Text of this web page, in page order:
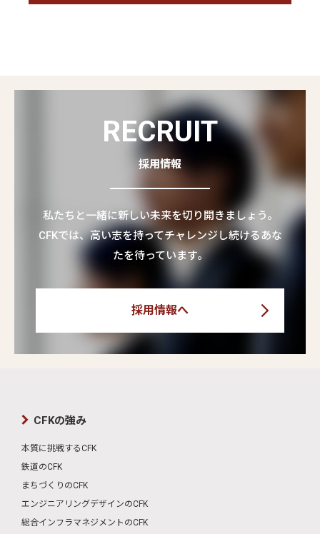
RECRUIT
採用情報
私たちと一緒に新しい未来を切り開きましょう。
CFKでは、高い志を持ってチャレンジし続けるあな
たを待っています。
採用情報へ
CFKの強み
本質に挑戦するCFK
鉄道のCFK
まちづくりのCFK
エンジニアリングデザインのCFK
総合インフラマネジメントのCFK